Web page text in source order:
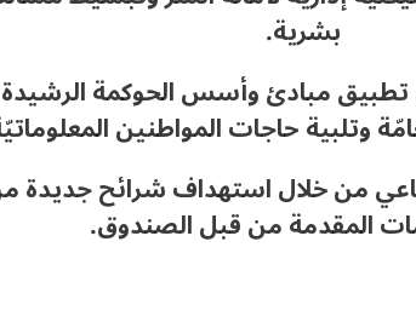
بشرية.
وتلبية حاجات المواطنين
من خلال استهداف شرائح جديدة
المقدمة من قبل الصندوق.